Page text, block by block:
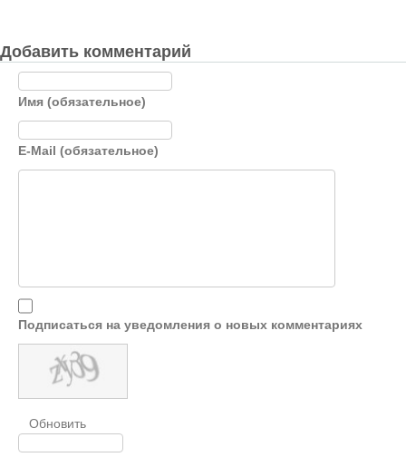
Добавить комментарий
Имя (обязательное)
E-Mail (обязательное)
Подписаться на уведомления о новых комментариях
Обновить